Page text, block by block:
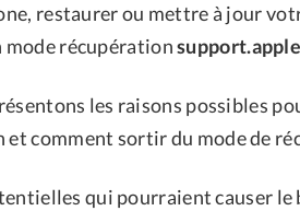
restaurer ou mettre à jour
mode récupération
les raisons possibles
et comment sortir du mode de
qui pourraient causer le